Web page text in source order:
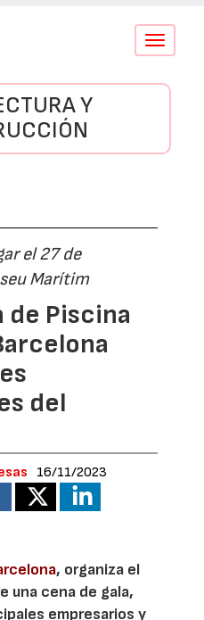
Conmutar
Y
el 27 de
Marítim
de Piscina
del
16/11/2023
, organiza el
una cena de gala,
empresarios y